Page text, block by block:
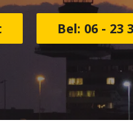
Bel: 06 - 23